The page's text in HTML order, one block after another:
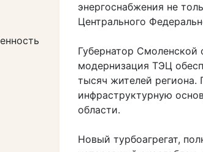
энергоснабжения не
Центрального
Губернатор Смоленской
модернизация ТЭЦ
тысяч жителей региона.
инфраструктурную
области.
Новый турбоагрегат,